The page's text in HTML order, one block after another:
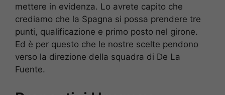
mettere in evidenza. Lo avrete capito che
crediamo che la Spagna si possa prendere tre
punti, qualificazione e primo posto nel girone.
Ed è per questo che le nostre scelte pendono
verso la direzione della squadra di De La
Fuente.